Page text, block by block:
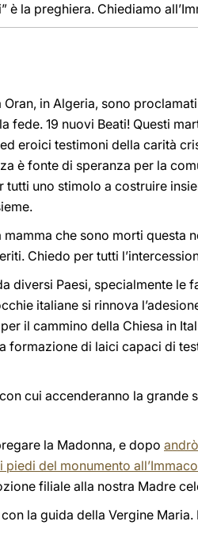
è la preghiera. Chiediamo
in Algeria, sono
19 nuovi Beati! Questi
eroici testimoni della carità
è fonte di speranza per la
uno stimolo a costruire
che sono morti questa
Chiedo per tutti
diversi Paesi, specialmente le
italiane si rinnova
il cammino della Chiesa in
di laici capaci di
cui accenderanno la grande
la Madonna, e dopo
del monumento
filiale alla nostra Madre
la guida della Vergine